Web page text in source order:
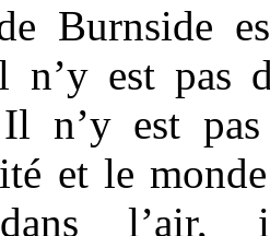
Burnside
n’y est pas
Il n’y est
et le
l’air,